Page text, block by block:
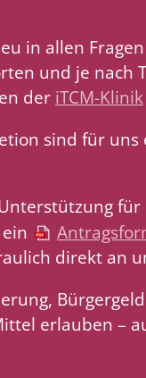
in allen
und je nach
der iTCM-Klinik
sind für uns
direkt an
erlauben –